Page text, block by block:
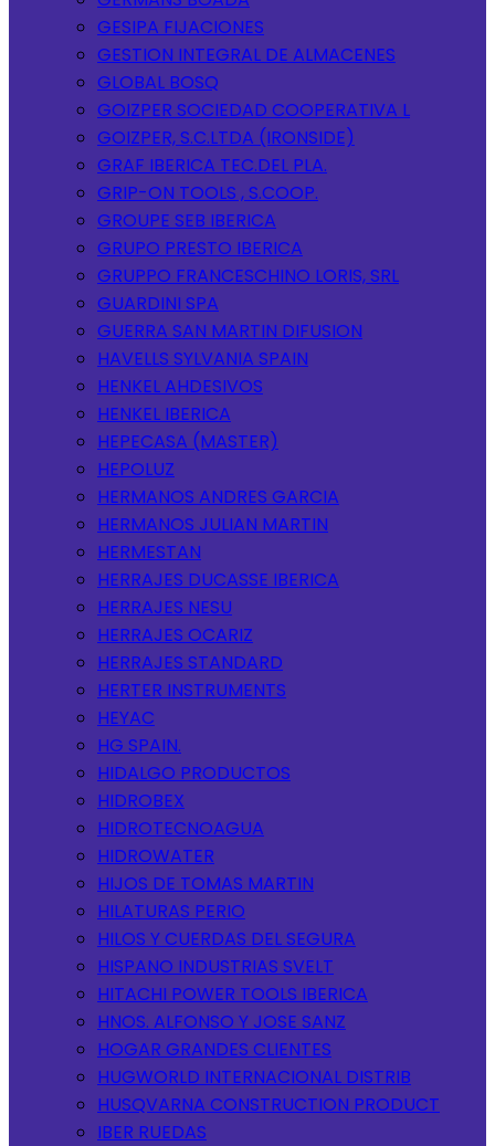
GESIPA FIJACIONES
GESTION INTEGRAL DE ALMACENES
GLOBAL BOSQ
GOIZPER SOCIEDAD COOPERATIVA L
GOIZPER, S.C.LTDA (IRONSIDE)
GRAF IBERICA TEC.DEL PLA.
GRIP-ON TOOLS , S.COOP.
GROUPE SEB IBERICA
GRUPO PRESTO IBERICA
GRUPPO FRANCESCHINO LORIS, SRL
GUARDINI SPA
GUERRA SAN MARTIN DIFUSION
HAVELLS SYLVANIA SPAIN
HENKEL AHDESIVOS
HENKEL IBERICA
HEPECASA (MASTER)
HEPOLUZ
HERMANOS ANDRES GARCIA
HERMANOS JULIAN MARTIN
HERMESTAN
HERRAJES DUCASSE IBERICA
HERRAJES NESU
HERRAJES OCARIZ
HERRAJES STANDARD
HERTER INSTRUMENTS
HEYAC
HG SPAIN.
HIDALGO PRODUCTOS
HIDROBEX
HIDROTECNOAGUA
HIDROWATER
HIJOS DE TOMAS MARTIN
HILATURAS PERIO
HILOS Y CUERDAS DEL SEGURA
HISPANO INDUSTRIAS SVELT
HITACHI POWER TOOLS IBERICA
HNOS. ALFONSO Y JOSE SANZ
HOGAR GRANDES CLIENTES
HUGWORLD INTERNACIONAL DISTRIB
HUSQVARNA CONSTRUCTION PRODUCT
IBER RUEDAS